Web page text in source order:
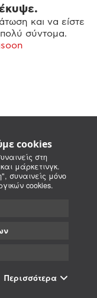
cookies
στη
μάρκετινγκ.
συναινείς μόνο
cookies.
Περισσότερα
και να είστε
σύντομα.